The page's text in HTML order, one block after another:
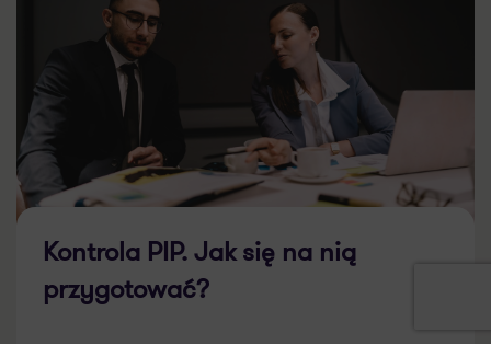
Kontrola PIP. Jak się na nią
przygotować?